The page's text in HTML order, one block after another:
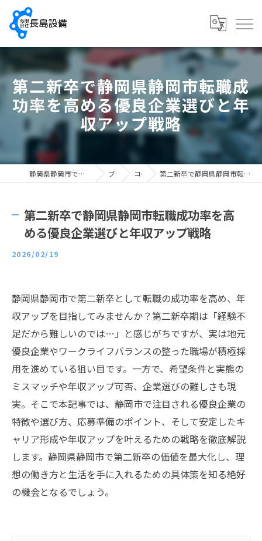
第二新卒で静岡県静岡市転職成
功率を高める優良企業選びと年
収アップ戦略
静岡県静岡市で配管工の求人なら有限会社長島設備 ブログ コラム 第二新卒で静岡県静岡市転職成功率を高める優良企業選びと年収アップ戦略
第二新卒で静岡県静岡市転職成功率を高
める優良企業選びと年収アップ戦略
2026/02/19
静岡県静岡市で第二新卒として転職の成功率を高め、年
収アップを目指してみませんか？第二新卒期は「経験不
足だから難しいのでは…」と感じがちですが、実は地元
優良企業やワークライフバランスの整った職場が積極採
用を進めている狙い目です。一方で、希望条件と実態の
ミスマッチや年収アップ可否、企業選びの難しさも現
実。そこで本記事では、静岡市で注目される優良企業の
特徴や選び方、応募準備のポイント、そして安定したキ
ャリア形成や年収アップを叶えるための戦略を徹底解説
します。静岡県静岡市で第二新卒の価値を最大化し、理
想の働き方と生活を手に入れるための具体策を知る絶好
の機会となるでしょう。